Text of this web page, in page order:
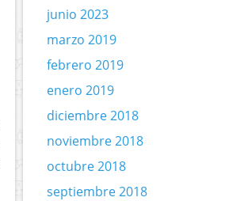
junio 2023
marzo 2019
febrero 2019
enero 2019
diciembre 2018
noviembre 2018
octubre 2018
septiembre 2018